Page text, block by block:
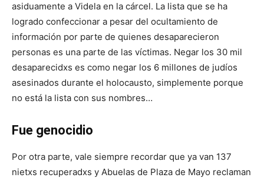
asiduamente a Videla en la cárcel. La lista que se ha
logrado confeccionar a pesar del ocultamiento de
información por parte de quienes desaparecieron
personas es una parte de las víctimas. Negar los 30 mil
desaparecidxs es como negar los 6 millones de judíos
asesinados durante el holocausto, simplemente porque
no está la lista con sus nombres…
Fue genocidio
Por otra parte, vale siempre recordar que ya van 137
nietxs recuperadxs y Abuelas de Plaza de Mayo reclaman